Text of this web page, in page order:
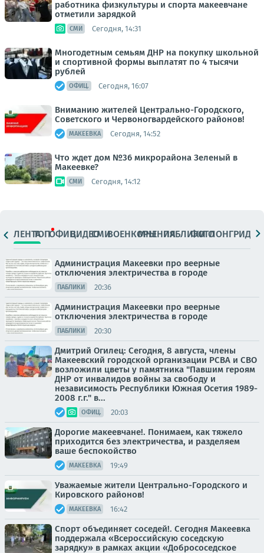
работника физкультуры и спорта макеевчане
отметили зарядкой
СМИ Сегодня, 14:31
Многодетным семьям ДНР на покупку школьной
и спортивной формы выплатят по 4 тысячи
рублей
ОФИЦ. Сегодня, 16:07
Вниманию жителей Центрально-Городского,
Советского и Червоногвардейского районов!
МАКЕЕВКА Сегодня, 14:52
Что ждет дом №36 микрорайона Зеленый в
Макеевке?
СМИ Сегодня, 14:12
ЛЕНТАТОПОФИЦ.ВИДЕОСМИВОЕНКОРЫМНЕНИЯПАБЛИКИ
ФОТОЛОНГРИДЫ
Администрация Макеевки про веерные
отключения электричества в городе
ПАБЛИКИ 20:36
Администрация Макеевки про веерные
отключения электричества в городе
ПАБЛИКИ 20:30
Дмитрий Огилец: Сегодня, 8 августа, члены
Макеевский городской организации РСВА и СВО
возложили цветы у памятника "Павшим героям
ДНР от инвалидов войны за свободу и
независимость Республики Южная Осетия 1989-
2008 г.г." в...
ОФИЦ. 20:03
Дорогие макеевчане!. Понимаем, как тяжело
приходится без электричества, и разделяем
ваше беспокойство
МАКЕЕВКА 19:49
Уважаемые жители Центрально-Городского и
Кировского районов!
МАКЕЕВКА 16:42
Спорт объединяет соседей!. Сегодня Макеевка
поддержала «Всероссийскую соседскую
зарядку» в рамках акции «Добрососедское